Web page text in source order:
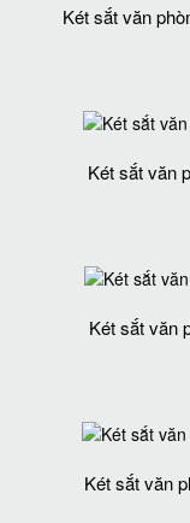
Két sắt văn
Két sắt văn
Két sắt văn
Két sắt văn